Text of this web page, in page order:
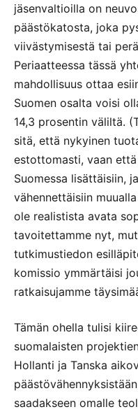
jäsenvaltioilla on
päästökatosta, joka
viivästymisestä tai
Periaatteessa tässä
mahdollisuus ottaa
Suomen osalta voisi
14,3 prosentin väliltä.
sitä, että nykyinen
estottomasti, vaan
Suomessa lisättäisiin,
vähennettäisiin
ole realistista avata
tavoitettamme nyt,
tutkimustiedon
komissio ymmärtäisi
ratkaisujamme
Tämän ohella tulisi
suomalaisten
Hollanti ja Tanska
saadakseen omalle